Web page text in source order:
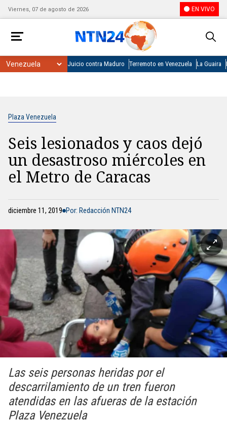
Viernes, 07 de agosto de 2026 EN VIVO
Juicio contra Maduro Terremoto en Venezuela La Guaira
Plaza Venezuela
Seis lesionados y caos dejó
un desastroso miércoles en
el Metro de Caracas
diciembre 11, 2019 Por: Redacción NTN24
Las seis personas heridas por el
descarrilamiento de un tren fueron
atendidas en las afueras de la estación
Plaza Venezuela